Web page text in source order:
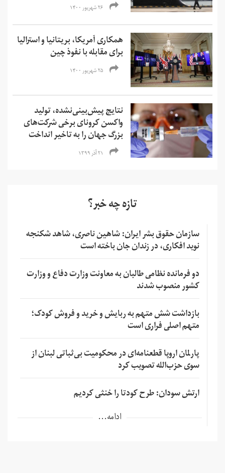
۲۶ شهریور ۱۴۰۰
همکاری آمریکا، بریتانیا و استرالیا
برای مقابله با نفوذ چین
۲۵ شهریور ۱۴۰۰
نتایج پیش‌بینی‌نشده، تولید
واکسن کرونای برخی شرکت‌های
بزرگ جهان را به تاخیر انداخت
۲۱ آذر ۱۳۹۹
تازه چه خبر؟
سازمان حقوق بشر ایران: شاهین ناصری، شاهد شکنجه
نوید افکاری، در زندان جان باخته است
دو فرمانده نظامی طالبان به معاونت وزارت دفاع و وزارت
کشور منصوب شدند
بازداشت شش متهم به ربایش و خرید و فروش کودک؛
متهم اصلی فراری است
پارلمان اروپا قطعنامه‌ای در محکومیت بی‌ثباتی لبنان از
سوی حزب‌الله تصویب کرد
ارتش سودان: طرح کودتا را خنثی کردیم
ادامه...